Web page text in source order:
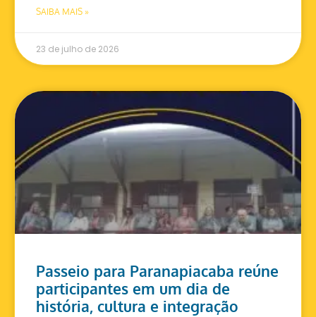
SAIBA MAIS »
23 de julho de 2026
Passeio para Paranapiacaba reúne
participantes em um dia de
história, cultura e integração